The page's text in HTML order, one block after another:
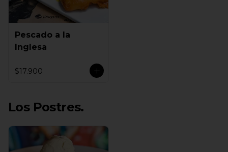
Pescado a la
Inglesa
$17.900
Los Postres.